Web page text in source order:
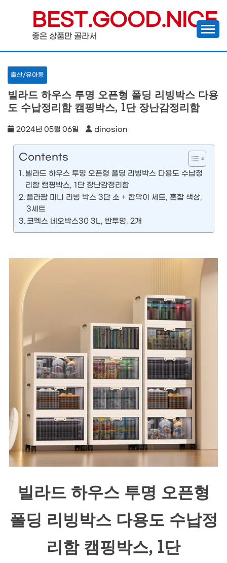
content
BEST.GOOD.NICE
좋은 상품만 골라서
출산/유아동
빌라드 하우스 투명 오픈형 폴딩 리빙박스 다용
도 수납정리함 캠핑박스, 1단 장난감정리함
2024년 05월 06일 dinosion
Contents
빌라드 하우스 투명 오픈형 폴딩 리빙박스 다용도 수납정
리함 캠핑박스, 1단 장난감정리함
플라팜 미니 리빙 박스 3단 소 + 칸막이 세트, 혼합 색상,
3세트
코멕스 네오박스30 3L, 반투명, 2개
빌라드 하우스 투명 오픈형
폴딩 리빙박스 다용도 수납정
리함 캠핑박스, 1단